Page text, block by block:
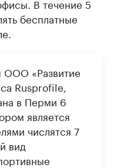
В течение 5
бесплатные
ООО «Развитие
Rusprofile,
в Перми 6
является
числятся 7
вид